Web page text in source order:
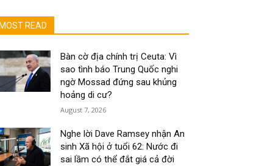
MOST READ
Bàn cờ địa chính trị Ceuta: Vì
sao tình báo Trung Quốc nghi
ngờ Mossad đứng sau khủng
hoảng di cư?
August 7, 2026
Nghe lời Dave Ramsey nhận An
sinh Xã hội ở tuổi 62: Nước đi
sai lầm có thể đắt giá cả đời